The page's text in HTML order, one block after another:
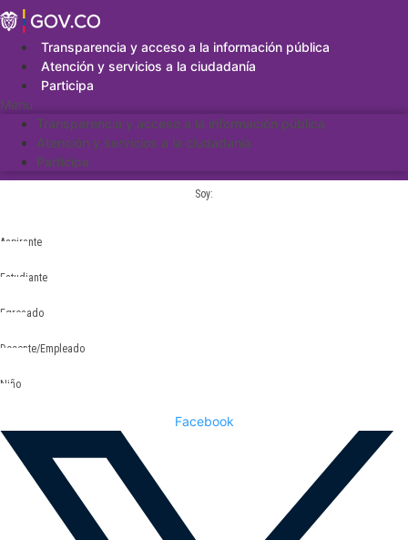
Saltar
al
contenidoTransparencia y acceso a la información pública
Atención y servicios a la ciudadanía
Participa
Menu
Transparencia y acceso a la información pública
Atención y servicios a la ciudadanía
Participa
Soy:
Aspirante
Estudiante
Egresado
Docente/Empleado
Niño
Facebook